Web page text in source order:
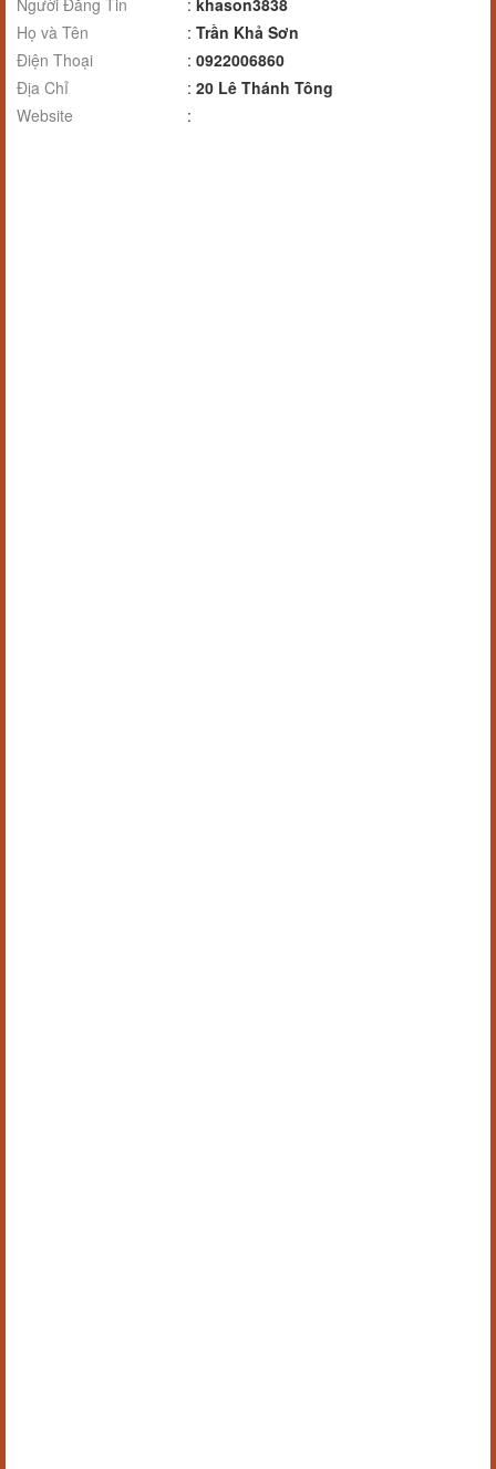
Người Đăng Tin : khason3838
Họ và Tên
: Trần Khả Sơn
Điện Thoại
: 0922006860
Địa Chỉ
: 20 Lê Thánh Tông
Website
: